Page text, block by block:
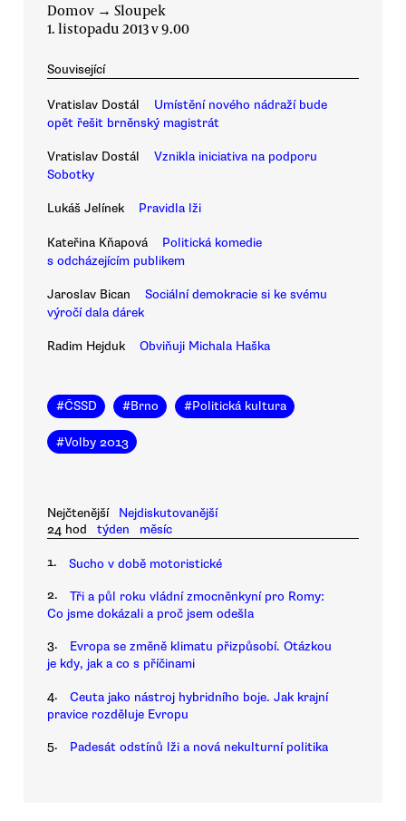
Domov → Sloupek
1. listopadu 2013 v 9.00
Související
Vratislav Dostál
Umístění nového nádraží bude
opět řešit brněnský magistrát
Vratislav Dostál
Vznikla iniciativa na podporu
Sobotky
Lukáš Jelínek Pravidla lži
Kateřina Kňapová
Politická komedie
s odcházejícím publikem
Jaroslav Bican
Sociální demokracie si ke svému
výročí dala dárek
Radim Hejduk Obviňuji Michala Haška
#ČSSD #Brno #Politická kultura
#Volby 2013
Nejčtenější
Nejdiskutovanější
24 hod
týden měsíc
1. Sucho v době motoristické
2.
Tři a půl roku vládní zmocněnkyní pro Romy:
Co jsme dokázali a proč jsem odešla
3.
Evropa se změně klimatu přizpůsobí. Otázkou
je kdy, jak a co s příčinami
4.
Ceuta jako nástroj hybridního boje. Jak krajní
pravice rozděluje Evropu
5. Padesát odstínů lži a nová nekulturní politika